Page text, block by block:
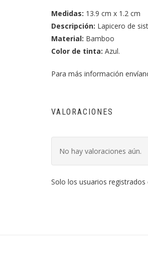
Medidas: 13.9 cm x 1.2 cm
Descripción: Lapicero de
Material: Bamboo
Color de tinta: Azul.
Para más información
VALORACIONES
No hay valoraciones aún.
Solo los usuarios